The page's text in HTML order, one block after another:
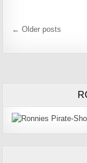
← Older posts